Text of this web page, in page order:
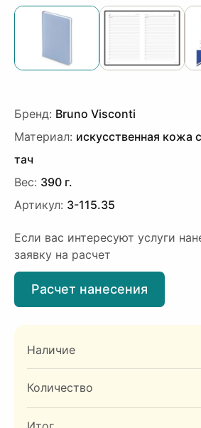
Бренд: Bruno Visconti
Материал: искусственная кожа
тач
Вес: 390 г.
Артикул: 3-115.35
Если вас интересуют услуги
заявку на расчет
Расчет нанесения
Наличие
Количество